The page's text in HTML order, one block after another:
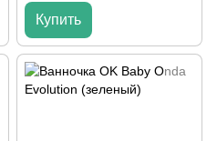
Купить